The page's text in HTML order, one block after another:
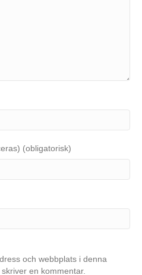
(obligatorisk)
och webbplats i denna
en kommentar.